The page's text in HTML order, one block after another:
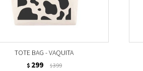
TOTE BAG - VAQUITA
$ 299 $399